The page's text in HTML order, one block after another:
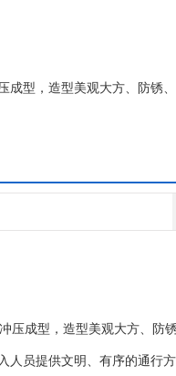
成型，造型美观大方、防
板材冲压成型， 防锈、坚固
压成型，造型美观大方、防
人员提供文明、有序的通行